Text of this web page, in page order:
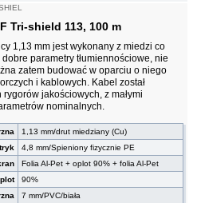
Tri-shield 113, 100 m
1,13 mm jest wykonany z miedzi co
parametry tłumiennościowe, nie
zatem budować w oparciu o niego
i kablowych. Kabel został
jakościowych, z małymi
nominalnych.
1,13 mm/drut miedziany (Cu)
4,8 mm/Spieniony fizycznie PE
Folia Al-Pet + oplot 90% + folia Al-Pet
90%
7 mm/PVC/biała